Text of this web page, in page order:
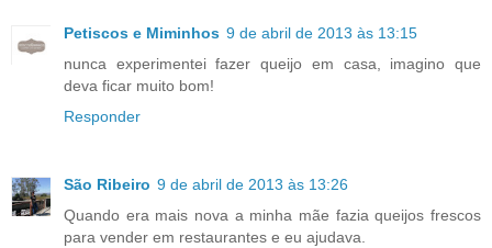
Petiscos e Miminhos 9 de abril de 2013 às 13:15
nunca experimentei fazer queijo em casa, imagino que
deva ficar muito bom!
Responder
São Ribeiro 9 de abril de 2013 às 13:26
Quando era mais nova a minha mãe fazia queijos frescos
para vender em restaurantes e eu ajudava.